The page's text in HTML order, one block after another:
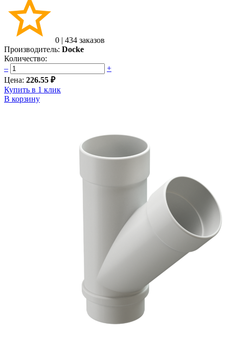
0 | 434 заказов
Производитель: Docke
Количество:
–
+
Цена: 226.55 ₽
Купить в 1 клик
В корзину